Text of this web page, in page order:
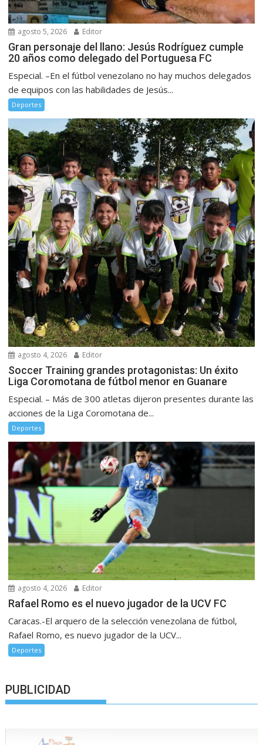
agosto 5, 2026 Editor
Gran personaje del llano: Jesús Rodríguez cumple
20 años como delegado del Portuguesa FC
Especial. –En el fútbol venezolano no hay muchos delegados
de equipos con las habilidades de Jesús...
Deportes
agosto 4, 2026 Editor
Soccer Training grandes protagonistas: Un éxito
Liga Coromotana de fútbol menor en Guanare
Especial. – Más de 300 atletas dijeron presentes durante las
acciones de la Liga Coromotana de...
Deportes
agosto 4, 2026 Editor
Rafael Romo es el nuevo jugador de la UCV FC
Caracas.-El arquero de la selección venezolana de fútbol,
Rafael Romo, es nuevo jugador de la UCV...
Deportes
PUBLICIDAD